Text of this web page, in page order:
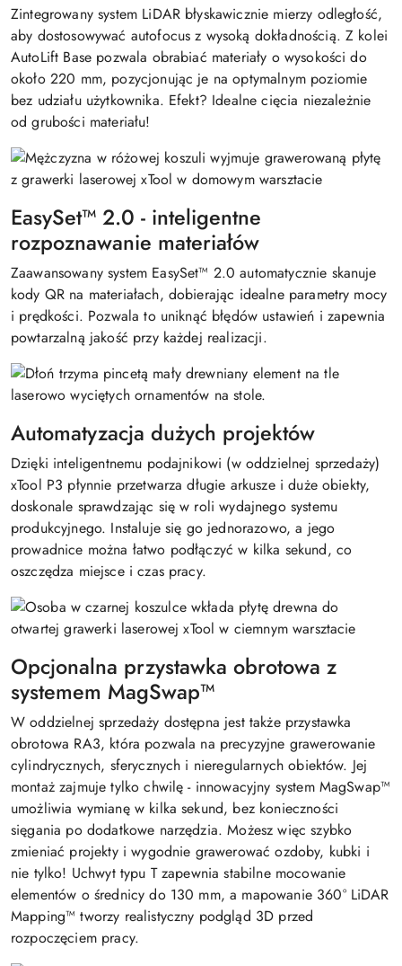
Zintegrowany system LiDAR błyskawicznie mierzy odległość,
aby dostosowywać autofocus z wysoką dokładnością. Z kolei
AutoLift Base pozwala obrabiać materiały o wysokości do
około 220 mm, pozycjonując je na optymalnym poziomie
bez udziału użytkownika. Efekt? Idealne cięcia niezależnie
od grubości materiału!
EasySet™ 2.0 - inteligentne
rozpoznawanie materiałów
Zaawansowany system EasySet™ 2.0 automatycznie skanuje
kody QR na materiałach, dobierając idealne parametry mocy
i prędkości. Pozwala to uniknąć błędów ustawień i zapewnia
powtarzalną jakość przy każdej realizacji.
Automatyzacja dużych projektów
Dzięki inteligentnemu podajnikowi (w oddzielnej sprzedaży)
xTool P3 płynnie przetwarza długie arkusze i duże obiekty,
doskonale sprawdzając się w roli wydajnego systemu
produkcyjnego. Instaluje się go jednorazowo, a jego
prowadnice można łatwo podłączyć w kilka sekund, co
oszczędza miejsce i czas pracy.
Opcjonalna przystawka obrotowa z
systemem MagSwap™
W oddzielnej sprzedaży dostępna jest także przystawka
obrotowa RA3, która pozwala na precyzyjne grawerowanie
cylindrycznych, sferycznych i nieregularnych obiektów. Jej
montaż zajmuje tylko chwilę - innowacyjny system MagSwap™
umożliwia wymianę w kilka sekund, bez konieczności
sięgania po dodatkowe narzędzia. Możesz więc szybko
zmieniać projekty i wygodnie grawerować ozdoby, kubki i
nie tylko! Uchwyt typu T zapewnia stabilne mocowanie
elementów o średnicy do 130 mm, a mapowanie 360° LiDAR
Mapping™ tworzy realistyczny podgląd 3D przed
rozpoczęciem pracy.